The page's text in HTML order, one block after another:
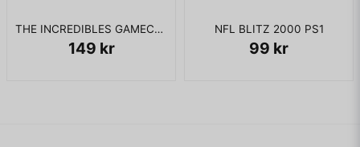
THE INCREDIBLES GAMECUBE
149 kr
NFL BLITZ 2000 PS1
99 kr